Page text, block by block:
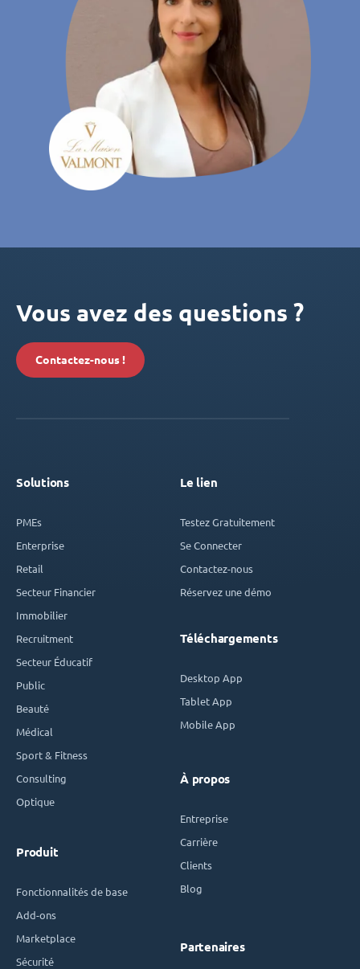
Vous avez des questions ?
Contactez-nous !
Solutions
PMEs
Enterprise
Retail
Secteur Financier
Immobilier
Recruitment
Secteur Éducatif
Public
Beauté
Médical
Sport & Fitness
Consulting
Optique
Produit
Fonctionnalités de base
Add-ons
Marketplace
Sécurité
Le lien
Testez Gratuitement
Se Connecter
Contactez-nous
Réservez une démo
Téléchargements
Desktop App
Tablet App
Mobile App
À propos
Entreprise
Carrière
Clients
Blog
Partenaires